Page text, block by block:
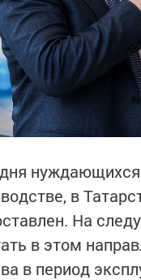
в
На
в этом
в период